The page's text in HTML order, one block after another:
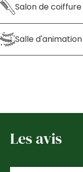
Salon de coiffure
Salle d'animation
Les avis